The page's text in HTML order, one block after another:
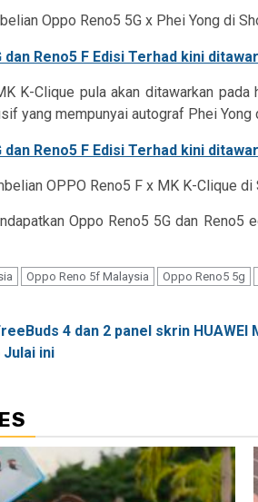
Oppo Reno5 5G x Phei Yong di
K-Clique pula akan ditawarkan
yang mempunyai autograf Phei Yong
OPPO Reno5 F x MK K-Clique
Oppo Reno5 5G dan
Oppo Reno 5f Malaysia Oppo Reno5 5g
4 dan 2 panel skrin
Julai ini